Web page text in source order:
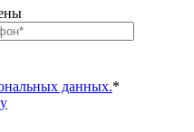
данных.*